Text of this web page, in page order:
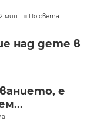
мин. По света
над дете в
е